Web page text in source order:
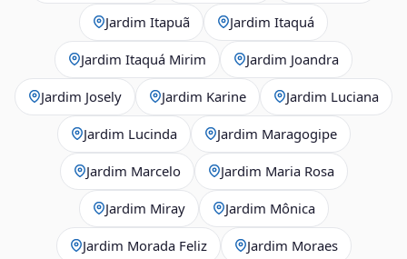
Jardim Itapuã Jardim Itaquá
Jardim Itaquá Mirim Jardim Joandra
Jardim Josely Jardim Karine Jardim Luciana
Jardim Lucinda Jardim Maragogipe
Jardim Marcelo Jardim Maria Rosa
Jardim Miray Jardim Mônica
Jardim Morada Feliz Jardim Moraes